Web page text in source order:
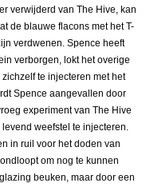
verwijderd van The Hive, kan
de blauwe flacons met het T-
verdwenen. Spence heeft
verborgen, lokt het overige
te injecteren met het
Spence aangevallen door
experiment van The Hive
weefstel te injecteren.
in ruil voor het doden van
om nog te kunnen
beuken, maar door een